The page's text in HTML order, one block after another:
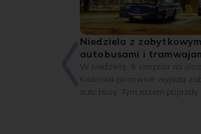
Niedziela z
autobusami i
W niedzielę, 9 sierpnia na ulice
Krakowa ponownie wyjadą
autobusy. Tym razem pojazdy